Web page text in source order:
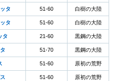
タ 51-60 白樹の大陸
タ 51-60 白樹の大陸
タ 21-60 黒鋼の大陸
51-70 黒鋼の大陸
51-60 原初の荒野
51-60 原初の荒野